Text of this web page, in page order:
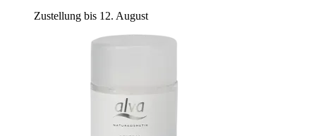
Zustellung bis 12. August